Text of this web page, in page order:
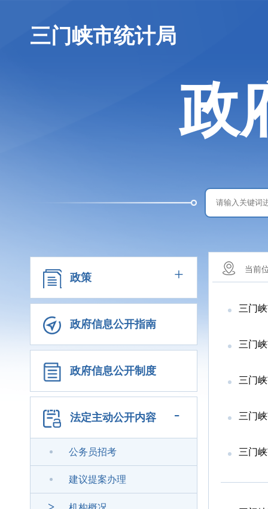
三门峡市统计局
政
政策 +
政府信息公开指南
政府信息公开制度
法定主动公开内容 -
公务员招考
建议提案办理
当前
三门
三门
三门
三门
三门